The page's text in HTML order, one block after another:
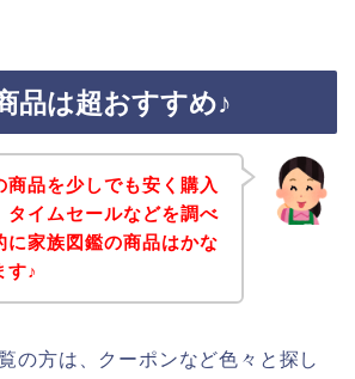
品は超おすすめ♪
商品を少しでも安く購入
タイムセールなどを調べ
に家族図鑑の商品はかな
す♪
の方は、クーポンなど色々と探し